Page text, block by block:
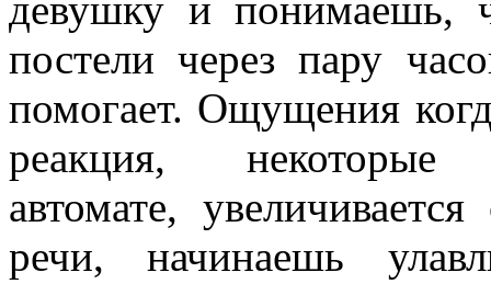
постели через пару
помогает. Ощущения
реакция,
автомате,
речи, начинаешь